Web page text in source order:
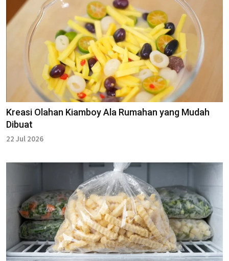
Kreasi Olahan Kiamboy Ala Rumahan yang Mudah
Dibuat
22 Jul 2026